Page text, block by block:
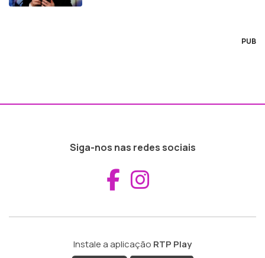
PUB
Siga-nos nas redes sociais
Aceder ao
Instale a aplicação RTP Play